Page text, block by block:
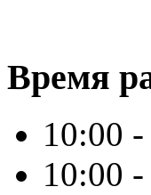
Время
10:00
10:00